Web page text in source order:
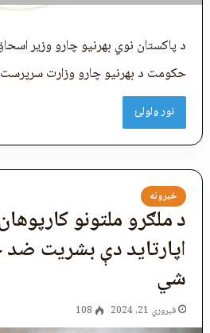
د پاکستان نوي بهرنیو چارو وزیر
حکومت د بهرنیو چارو وزارت
نور ولولئ
خبرونه
د ملګرو ملتونو
اپارتاید دې بشریت
شي
فبروري 21, 2024 108